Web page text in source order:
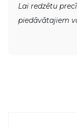
Lai redzētu
piedāvātajiem